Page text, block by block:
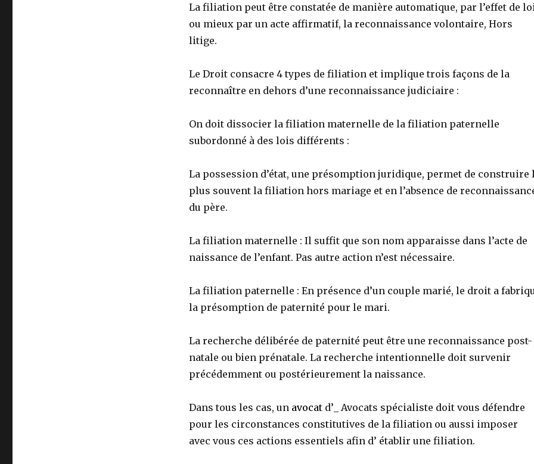
La filiation peut être constatée de manière automatique, par l’effet de
ou mieux par un acte affirmatif, la reconnaissance volontaire, Hors
litige.
Le Droit consacre 4 types de filiation et implique trois façons de la
reconnaître en dehors d’une reconnaissance judiciaire :
On doit dissocier la filiation maternelle de la filiation paternelle
subordonné à des lois différents :
La possession d’état, une présomption juridique, permet de construire
plus souvent la filiation hors mariage et en l’absence de
du père.
La filiation maternelle : Il suffit que son nom apparaisse dans l’acte de
naissance de l’enfant. Pas autre action n’est nécessaire.
La filiation paternelle : En présence d’un couple marié, le droit a
la présomption de paternité pour le mari.
La recherche délibérée de paternité peut être une reconnaissance post-
natale ou bien prénatale. La recherche intentionnelle doit survenir
précédemment ou postérieurement la naissance.
Dans tous les cas, un avocatd’_ Avocats spécialiste doit vous défendre
pour les circonstances constitutives de la filiation ou aussi imposer
avec vous ces actions essentiels afin d’ établir une filiation.